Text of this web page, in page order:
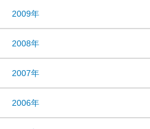
2009年
2008年
2007年
2006年